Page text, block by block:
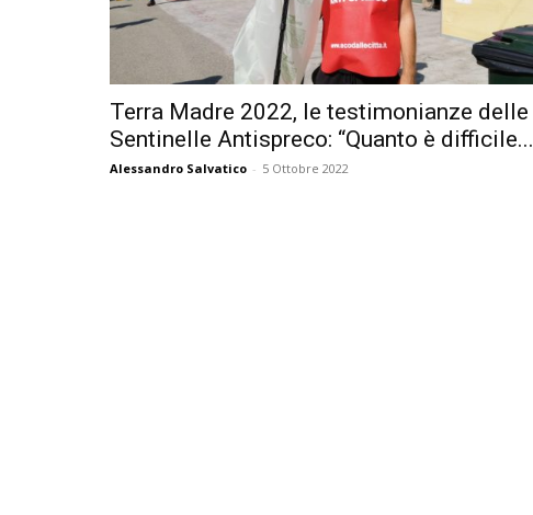
Terra Madre 2022, le testimonianze delle
Sentinelle Antispreco: “Quanto è difficile...
Alessandro Salvatico - 5 Ottobre 2022